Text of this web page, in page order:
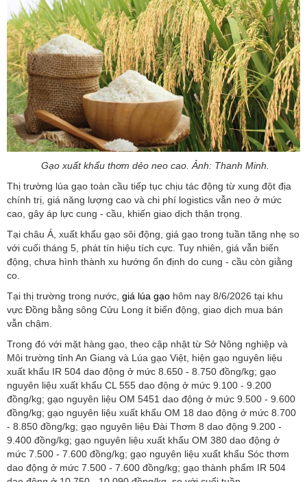
Gạo xuất khẩu thơm dẻo neo cao. Ảnh: Thanh Minh.
Thị trường lúa gạo toàn cầu tiếp tục chịu tác động từ xung đột địa
chính trị, giá năng lượng cao và chi phí logistics vẫn neo ở mức
cao, gây áp lực cung - cầu, khiến giao dịch thận trọng.
Tại châu Á, xuất khẩu gạo sôi động, giá gạo trong tuần tăng nhẹ so
với cuối tháng 5, phát tín hiệu tích cực. Tuy nhiên, giá vẫn biến
động, chưa hình thành xu hướng ổn định do cung - cầu còn giằng
co.
Tại thị trường trong nước, giá lúa gạo hôm nay 8/6/2026 tại khu
vực Đồng bằng sông Cửu Long ít biến động, giao dịch mua bán
vẫn chậm.
Trong đó với mặt hàng gạo, theo cập nhật từ Sở Nông nghiệp và
Môi trường tỉnh An Giang và Lúa gạo Việt, hiện gạo nguyên liệu
xuất khẩu IR 504 dao động ở mức 8.650 - 8.750 đồng/kg; gạo
nguyên liệu xuất khẩu CL 555 dao động ở mức 9.100 - 9.200
đồng/kg; gạo nguyên liệu OM 5451 dao động ở mức 9.500 - 9.600
đồng/kg; gạo nguyên liệu xuất khẩu OM 18 dao động ở mức 8.700
- 8.850 đồng/kg; gạo nguyên liệu Đài Thơm 8 dao động 9.200 -
9.400 đồng/kg; gạo nguyên liệu xuất khẩu OM 380 dao động ở
mức 7.500 - 7.600 đồng/kg; gạo nguyên liệu xuất khẩu Sóc thơm
dao động ở mức 7.500 - 7.600 đồng/kg; gạo thành phẩm IR 504